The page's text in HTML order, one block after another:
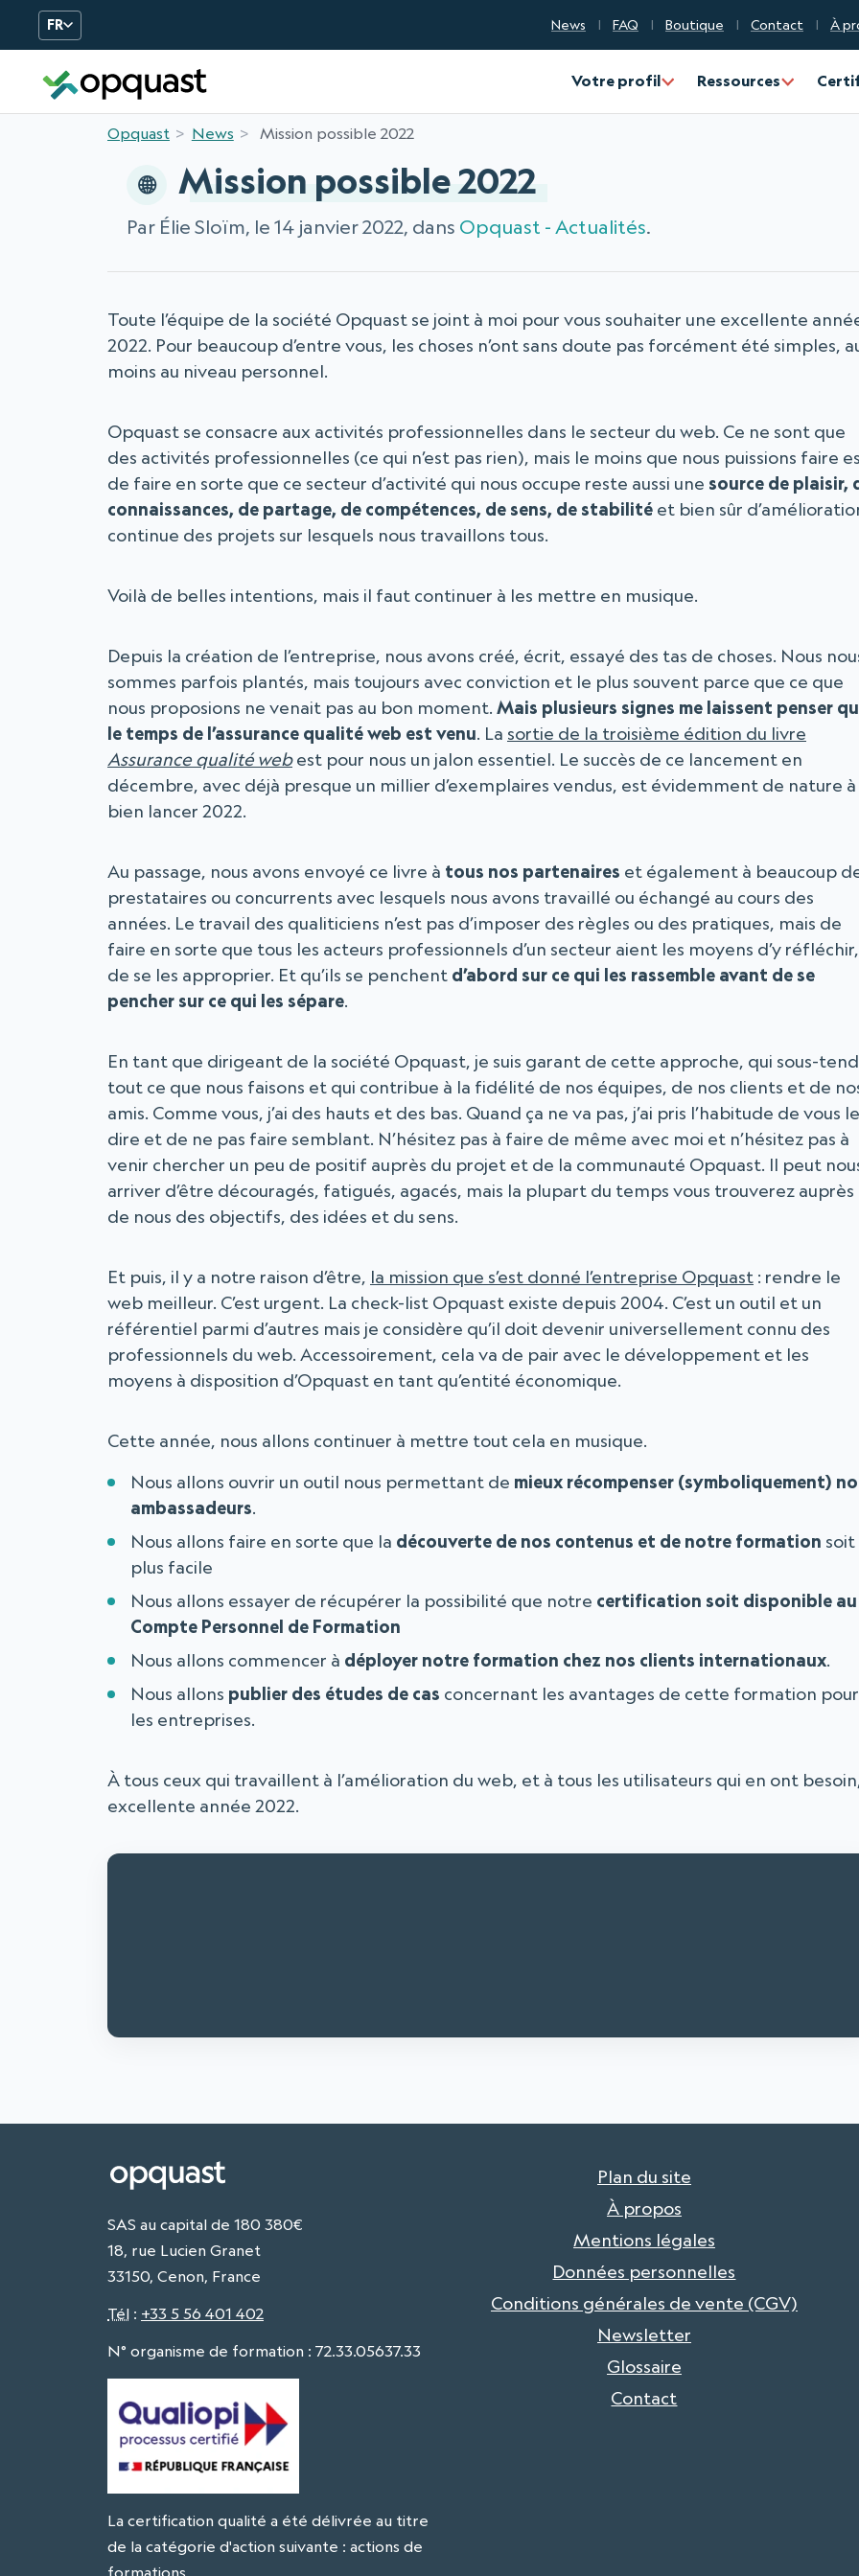
FR News FAQ Boutique Contact À
Votre profil Ressources
Opquast News Mission possible 2022
Mission possible 2022
Par Élie Sloïm, le 14 janvier 2022, dans Opquast - Actualités.
Toute l’équipe de la société Opquast se joint à moi pour vous souhaiter une excellente
2022. Pour beaucoup d’entre vous, les choses n’ont sans doute pas forcément été simples,
moins au niveau personnel.
Opquast se consacre aux activités professionnelles dans le secteur du web. Ce ne sont que
des activités professionnelles (ce qui n’est pas rien), mais le moins que nous puissions faire
de faire en sorte que ce secteur d’activité qui nous occupe reste aussi une source de plaisir,
connaissances, de partage, de compétences, de sens, de stabilité et bien sûr
continue des projets sur lesquels nous travaillons tous.
Voilà de belles intentions, mais il faut continuer à les mettre en musique.
Depuis la création de l’entreprise, nous avons créé, écrit, essayé des tas de choses. Nous
sommes parfois plantés, mais toujours avec conviction et le plus souvent parce que ce que
nous proposions ne venait pas au bon moment. Mais plusieurs signes me laissent penser
le temps de l’assurance qualité web est venu. La sortie de la troisième édition du livre
Assurance qualité webest pour nous un jalon essentiel. Le succès de ce lancement en
décembre, avec déjà presque un millier d’exemplaires vendus, est évidemment de nature à
bien lancer 2022.
Au passage, nous avons envoyé ce livre à tous nos partenaires et également à beaucoup
prestataires ou concurrents avec lesquels nous avons travaillé ou échangé au cours des
années. Le travail des qualiticiens n’est pas d’imposer des règles ou des pratiques, mais de
faire en sorte que tous les acteurs professionnels d’un secteur aient les moyens d’y réfléchir,
de se les approprier. Et qu’ils se penchent d’abord sur ce qui les rassemble avant de se
pencher sur ce qui les sépare.
En tant que dirigeant de la société Opquast, je suis garant de cette approche, qui sous-tend
tout ce que nous faisons et qui contribue à la fidélité de nos équipes, de nos clients et de
amis. Comme vous, j’ai des hauts et des bas. Quand ça ne va pas, j’ai pris l’habitude de vous le
dire et de ne pas faire semblant. N’hésitez pas à faire de même avec moi et n’hésitez pas à
venir chercher un peu de positif auprès du projet et de la communauté Opquast. Il peut
arriver d’être découragés, fatigués, agacés, mais la plupart du temps vous trouverez auprès
de nous des objectifs, des idées et du sens.
Et puis, il y a notre raison d’être, la mission que s’est donné l’entreprise Opquast : rendre le
web meilleur. C’est urgent. La check-list Opquast existe depuis 2004. C’est un outil et un
référentiel parmi d’autres mais je considère qu’il doit devenir universellement connu des
professionnels du web. Accessoirement, cela va de pair avec le développement et les
moyens à disposition d’Opquast en tant qu’entité économique.
Cette année, nous allons continuer à mettre tout cela en musique.
Nous allons ouvrir un outil nous permettant de mieux récompenser (symboliquement)
ambassadeurs.
Nous allons faire en sorte que la découverte de nos contenus et de notre formation soit
plus facile
Nous allons essayer de récupérer la possibilité que notre certification soit disponible au
Compte Personnel de Formation
Nous allons commencer à déployer notre formation chez nos clients internationaux.
Nous allons publier des études de cas concernant les avantages de cette formation pour
les entreprises.
À tous ceux qui travaillent à l’amélioration du web, et à tous les utilisateurs qui en ont
excellente année 2022.
SAS au capital de 180 380€
18, rue Lucien Granet
33150, Cenon, France
Tél : +33 5 56 401 402
N° organisme de formation : 72.33.05637.33
La certification qualité a été délivrée au titre
de la catégorie d'action suivante : actions de
Plan du site
À propos
Mentions légales
Données personnelles
Conditions générales de vente (CGV)
Newsletter
Glossaire
Contact